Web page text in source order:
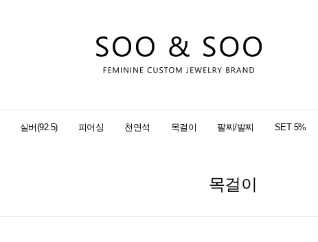
실버(92.5) 피어싱 천연석 목걸이 팔찌/발찌 SET 5%
목걸이